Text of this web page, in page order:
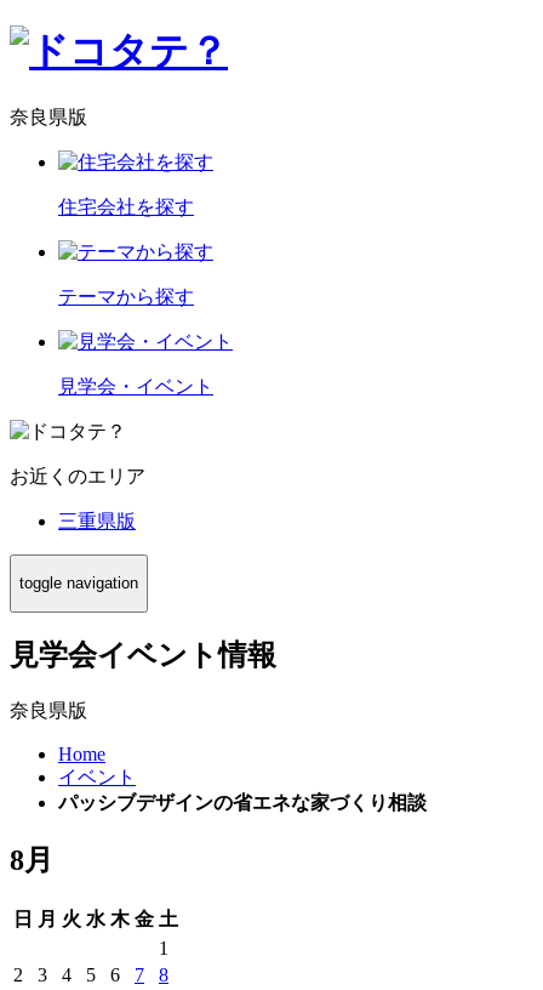
奈良県版
住宅会社を探す
テーマから探す
見学会・イベント
お近くのエリア
三重県版
toggle navigation
見学会イベント情報
奈良県版
Home
イベント
パッシブデザインの省エネな家づくり相談
8月
日 月 火 水 木 金 土
1
2
3 4 5 6 7
8